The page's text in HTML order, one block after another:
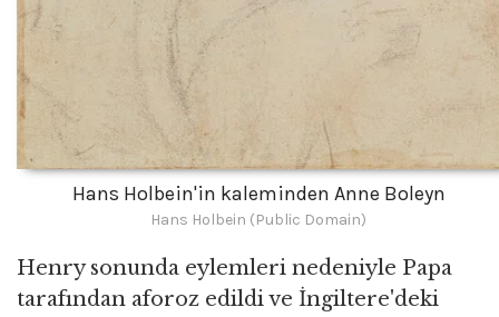
Hans Holbein'in kaleminden Anne Boleyn
Hans Holbein (Public Domain)
Henry sonunda eylemleri nedeniyle Papa
tarafından aforoz edildi ve İngiltere'deki